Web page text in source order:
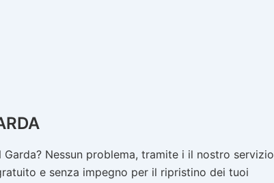
Nessun problema, tramite i il nostro servizio
e senza impegno per il ripristino dei tuoi